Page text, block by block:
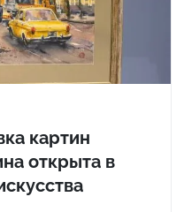
картин
открыта в